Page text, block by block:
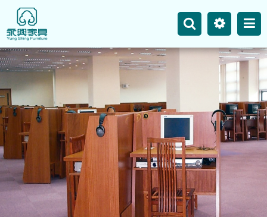
網站地圖
主選單
永興事業
最新消息
產品介紹
空間案例
聯絡我們